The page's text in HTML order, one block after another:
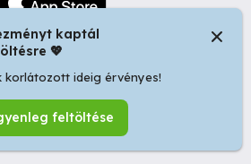
| Bulevardul Dacia nr 34, Oradea
ID: RO44483373 -
Ingyenes
kaptál
💖
korlátozott ideig érvényes!
feltöltése